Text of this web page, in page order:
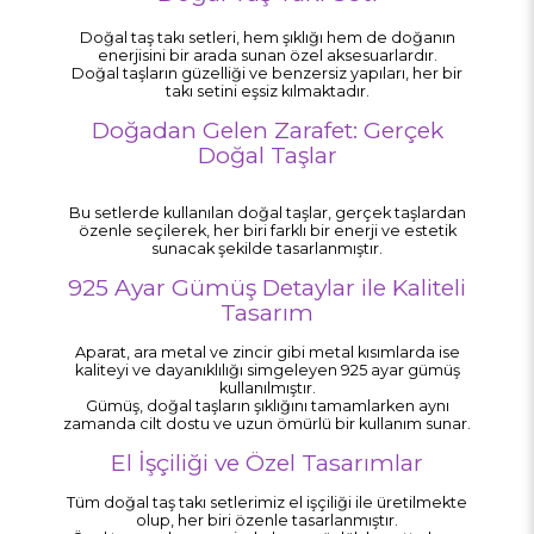
Doğal taş takı setleri, hem şıklığı hem de doğanın
enerjisini bir arada sunan özel aksesuarlardır.
Doğal taşların güzelliği ve benzersiz yapıları, her bir
takı setini eşsiz kılmaktadır.
Doğadan Gelen Zarafet: Gerçek
Doğal Taşlar
Bu setlerde kullanılan doğal taşlar, gerçek taşlardan
özenle seçilerek, her biri farklı bir enerji ve estetik
sunacak şekilde tasarlanmıştır.
925 Ayar Gümüş Detaylar ile Kaliteli
Tasarım
Aparat, ara metal ve zincir gibi metal kısımlarda ise
kaliteyi ve dayanıklılığı simgeleyen 925 ayar gümüş
kullanılmıştır.
Gümüş, doğal taşların şıklığını tamamlarken aynı
zamanda cilt dostu ve uzun ömürlü bir kullanım sunar.
El İşçiliği ve Özel Tasarımlar
Tüm doğal taş takı setlerimiz el işçiliği ile üretilmekte
olup, her biri özenle tasarlanmıştır.